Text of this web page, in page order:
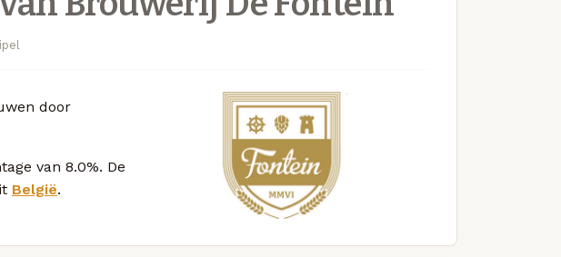
door
van 8.0%. De
België.